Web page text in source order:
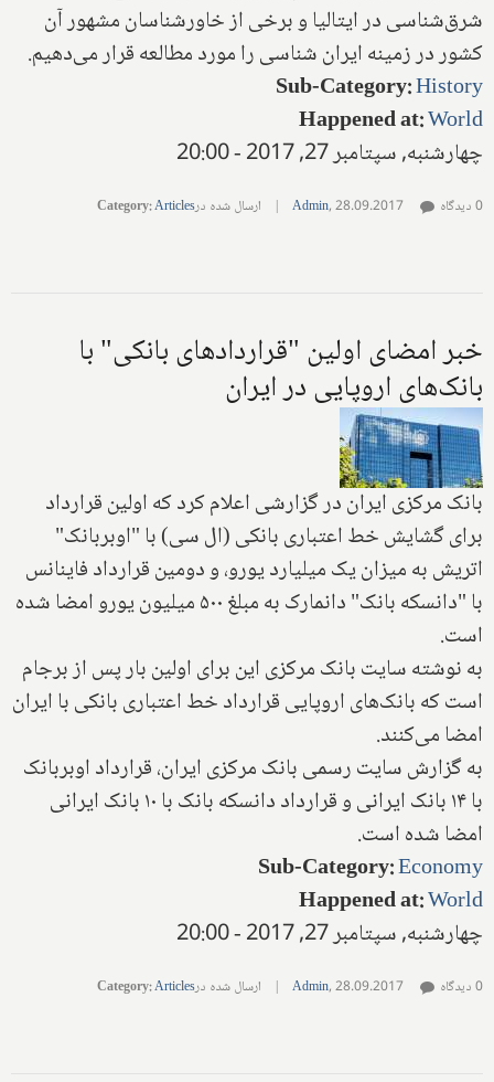
شرق‌شناسی در ایتالیا و برخی از خاورشناسان مشهور آن
کشور در زمینه ایران شناسی را مورد مطالعه قرار می‌دهیم.
Sub-Category:History
Happened at:World
چهارشنبه, سپتامبر 27, 2017 - 20:00
Admin,28.09.2017
| ارسال شده در Category:Articles 0 دیدگاه
خبر امضای اولین "قراردادهای بانکی" با
بانک‌های اروپایی در ایران
بانک مرکزی ایران در گزارشی اعلام کرد که اولین قرارداد
برای گشایش خط اعتباری بانکی (ال سی) با "اوبربانک"
اتریش به میزان یک میلیارد یورو، و دومین قرارداد فاینانس
با "دانسکه بانک" دانمارک به مبلغ ۵۰۰ میلیون یورو امضا شده
است.
به نوشته سایت بانک مرکزی این برای اولین بار پس از برجام
است که بانک‌های اروپایی قرارداد خط اعتباری بانکی با ایران
امضا می‌کنند.
به گزارش سایت رسمی بانک مرکزی ایران، قرارداد اوبربانک
با ۱۴ بانک ایرانی و قرارداد دانسکه بانک با ۱۰ بانک ایرانی
امضا شده است.
Sub-Category:Economy
Happened at:World
چهارشنبه, سپتامبر 27, 2017 - 20:00
Admin,28.09.2017
| ارسال شده در Category:Articles 0 دیدگاه